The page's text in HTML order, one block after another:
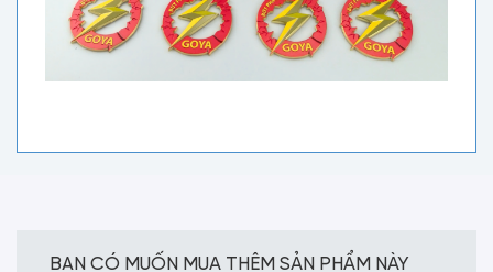
BẠN CÓ MUỐN MUA THÊM SẢN PHẨM NÀY